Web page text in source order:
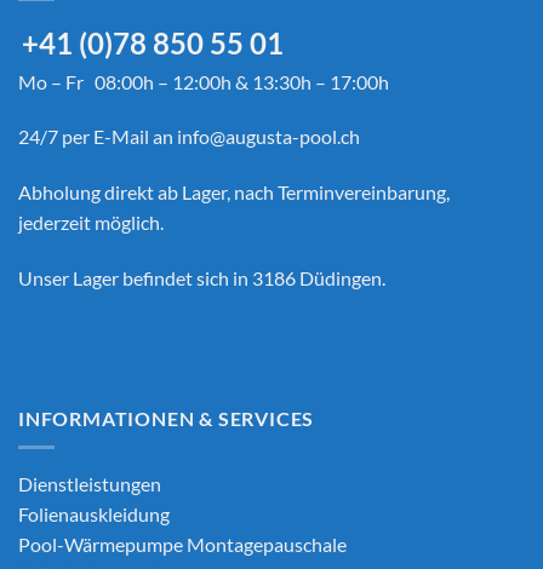
+41 (0)78 850 55 01
Mo – Fr 08:00h – 12:00h & 13:30h – 17:00h
24/7 per E-Mail an info@augusta-pool.ch
Abholung direkt ab Lager, nach Terminvereinbarung,
jederzeit möglich.
Unser Lager befindet sich in 3186 Düdingen.
INFORMATIONEN & SERVICES
Dienstleistungen
Folienauskleidung
Pool-Wärmepumpe Montagepauschale